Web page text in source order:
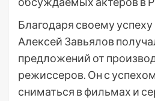
Благодаря своему
Алексей Завьялов
предложений от
режиссеров. Он с
сниматься в фильмах и